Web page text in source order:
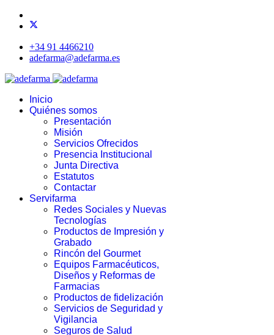
+34 91 4466210
adefarma@adefarma.es
Inicio
Quiénes somos
Presentación
Misión
Servicios Ofrecidos
Presencia Institucional
Junta Directiva
Estatutos
Contactar
Servifarma
Redes Sociales y Nuevas
Tecnologías
Productos de Impresión y
Grabado
Rincón del Gourmet
Equipos Farmacéuticos,
Diseños y Reformas de
Farmacias
Productos de fidelización
Servicios de Seguridad y
Vigilancia
Seguros de Salud